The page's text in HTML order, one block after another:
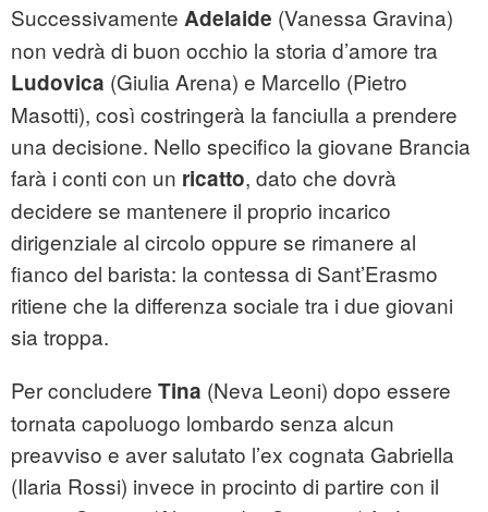
Successivamente Adelaide (Vanessa Gravina)
non vedrà di buon occhio la storia d’amore tra
Ludovica (Giulia Arena) e Marcello (Pietro
Masotti), così costringerà la fanciulla a prendere
una decisione. Nello specifico la giovane Brancia
farà i conti con un ricatto, dato che dovrà
decidere se mantenere il proprio incarico
dirigenziale al circolo oppure se rimanere al
fianco del barista: la contessa di Sant’Erasmo
ritiene che la differenza sociale tra i due giovani
sia troppa.
Per concludere Tina (Neva Leoni) dopo essere
tornata capoluogo lombardo senza alcun
preavviso e aver salutato l’ex cognata Gabriella
(Ilaria Rossi) invece in procinto di partire con il